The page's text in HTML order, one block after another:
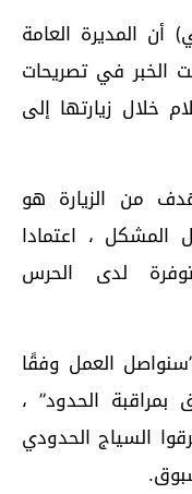
أن المديرة العامة
الخبر في تصريحات
خلال زيارتها إلى
من الزيارة هو
المشكل ، اعتمادا
لدى الحرس
العمل وفقًا
بمراقبة الحدود” ،
السياج الحدودي